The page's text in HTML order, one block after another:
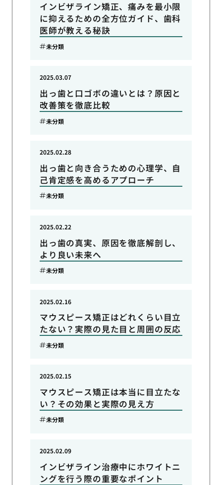
インビザライン矯正、痛みを最小限
に抑えるための全方位ガイド、歯科
医師が教える秘訣
未分類
出っ歯と口ゴボの違いとは？原因と
改善策を徹底比較
2025.03.07
未分類
出っ歯と向き合うための心理学、自
己肯定感を高めるアプローチ
2025.02.28
未分類
出っ歯の真実、原因を徹底解剖し、
より良い未来へ
2025.02.22
未分類
マウスピース矯正はどれくらい目立
たない？実際の見た目と周囲の反応
2025.02.16
未分類
マウスピース矯正は本当に目立たな
い？その効果と実際の見え方
2025.02.15
未分類
インビザライン治療中にホワイトニ
ングを行う際の重要なポイント
2025.02.09